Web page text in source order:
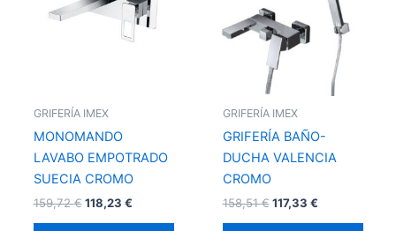
GRIFERÍA IMEX
MONOMANDO
LAVABO EMPOTRADO
SUECIA CROMO
159,72€ 118,23 €
GRIFERÍA IMEX
GRIFERÍA BAÑO-
DUCHA VALENCIA
CROMO
158,51€ 117,33 €